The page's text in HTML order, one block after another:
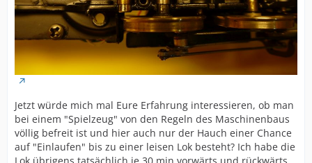
Jetzt würde mich mal Eure Erfahrung interessieren, ob man
bei einem "Spielzeug" von den Regeln des Maschinenbaus
völlig befreit ist und hier auch nur der Hauch einer Chance
auf "Einlaufen" bis zu einer leisen Lok besteht? Ich habe die